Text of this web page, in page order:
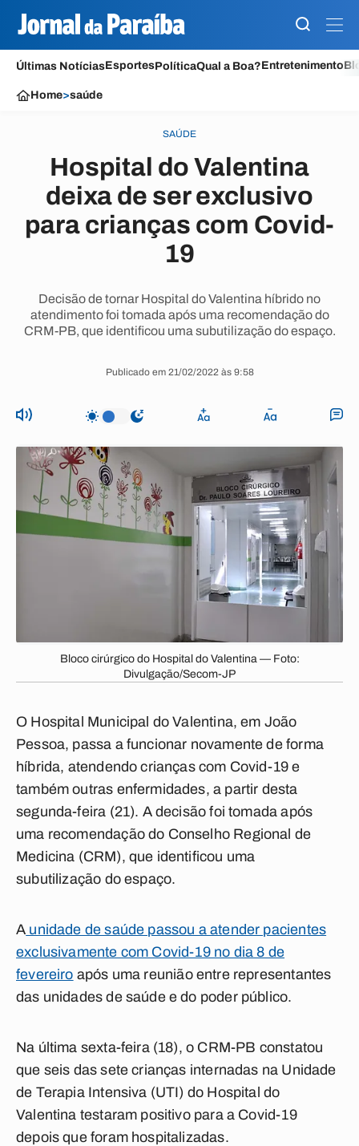
Últimas NotíciasEsportesPolíticaQual a Boa?Entretenimento
Home>saúde
SAÚDE
Hospital do Valentina
deixa de ser exclusivo
para crianças com Covid-
19
Decisão de tornar Hospital do Valentina híbrido no
atendimento foi tomada após uma recomendação do
CRM-PB, que identificou uma subutilização do espaço.
Publicado em 21/02/2022 às 9:58
Bloco cirúrgico do Hospital do Valentina — Foto:
Divulgação/Secom-JP
O Hospital Municipal do Valentina, em João
Pessoa, passa a funcionar novamente de forma
híbrida, atendendo crianças com Covid-19 e
também outras enfermidades, a partir desta
segunda-feira (21). A decisão foi tomada após
uma recomendação do Conselho Regional de
Medicina (CRM), que identificou uma
subutilização do espaço.
A unidade de saúde passou a atender pacientes
exclusivamente com Covid-19 no dia 8 de
fevereiro após uma reunião entre representantes
das unidades de saúde e do poder público.
Na última sexta-feira (18), o CRM-PB constatou
que seis das sete crianças internadas na Unidade
de Terapia Intensiva (UTI) do Hospital do
Valentina testaram positivo para a Covid-19
depois que foram hospitalizadas.